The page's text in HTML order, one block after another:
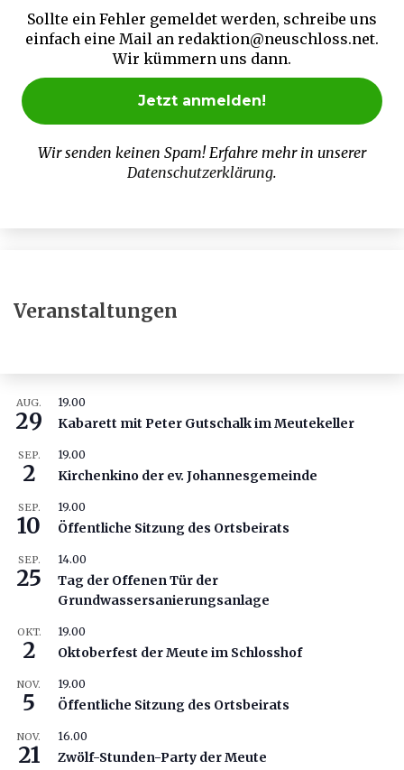
Sollte ein Fehler gemeldet werden, schreibe uns
einfach eine Mail an redaktion@neuschloss.net.
Wir kümmern uns dann.
Wir senden keinen Spam! Erfahre mehr in unserer
Datenschutzerklärung.
Veranstaltungen
AUG.
29
19.00
Kabarett mit Peter Gutschalk im Meutekeller
SEP.
2
19.00
Kirchenkino der ev. Johannesgemeinde
SEP.
10
19.00
Öffentliche Sitzung des Ortsbeirats
SEP.
25
14.00
Tag der Offenen Tür der
Grundwassersanierungsanlage
OKT.
2
19.00
Oktoberfest der Meute im Schlosshof
NOV.
5
19.00
Öffentliche Sitzung des Ortsbeirats
NOV.
21
16.00
Zwölf-Stunden-Party der Meute